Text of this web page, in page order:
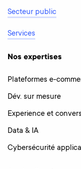
Secteur public
Services
Nos expertises
Plateformes e-
Dév. sur mesure
Experience et
Data & IA
Cybersécurité